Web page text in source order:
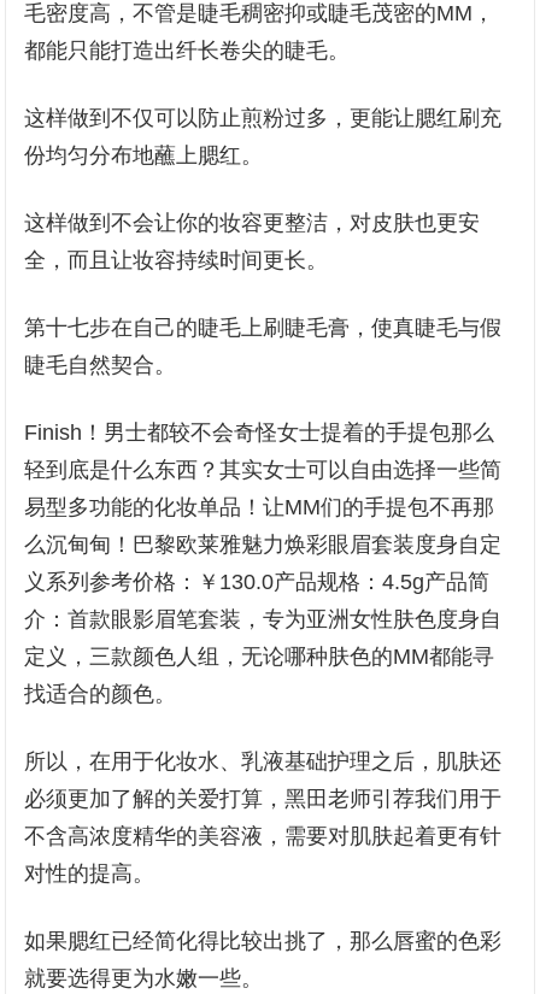
毛密度高，不管是睫毛稠密抑或睫毛茂密的MM，
都能只能打造出纤长卷尖的睫毛。
这样做到不仅可以防止煎粉过多，更能让腮红刷充
份均匀分布地蘸上腮红。
这样做到不会让你的妆容更整洁，对皮肤也更安
全，而且让妆容持续时间更长。
第十七步在自己的睫毛上刷睫毛膏，使真睫毛与假
睫毛自然契合。
Finish！男士都较不会奇怪女士提着的手提包那么
轻到底是什么东西？其实女士可以自由选择一些简
易型多功能的化妆单品！让MM们的手提包不再那
么沉甸甸！巴黎欧莱雅魅力焕彩眼眉套装度身自定
义系列参考价格：￥130.0产品规格：4.5g产品简
介：首款眼影眉笔套装，专为亚洲女性肤色度身自
定义，三款颜色人组，无论哪种肤色的MM都能寻
找适合的颜色。
所以，在用于化妆水、乳液基础护理之后，肌肤还
必须更加了解的关爱打算，黑田老师引荐我们用于
不含高浓度精华的美容液，需要对肌肤起着更有针
对性的提高。
如果腮红已经简化得比较出挑了，那么唇蜜的色彩
就要选得更为水嫩一些。